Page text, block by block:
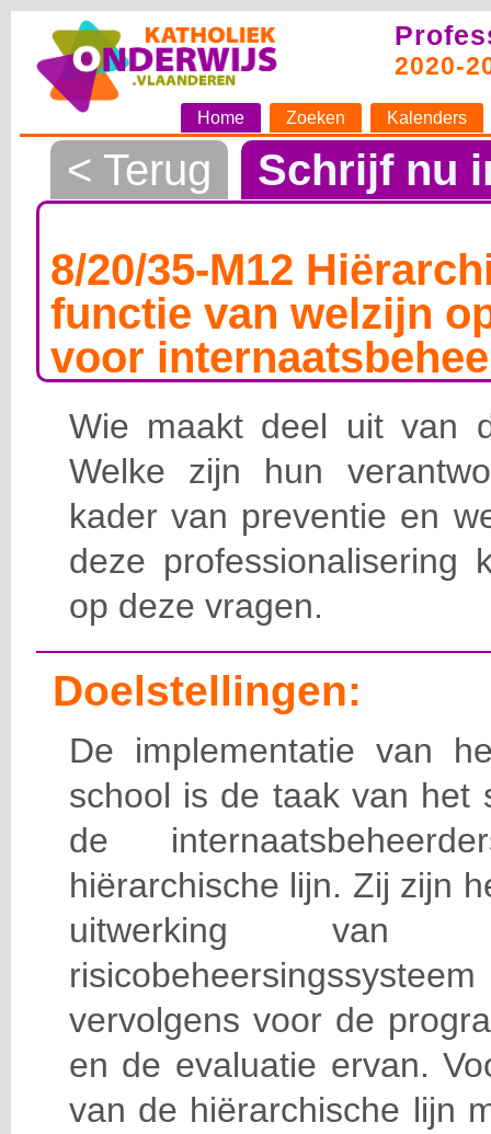
2020-
Home Zoeken Kalenders
< Terug Schrijf nu
8/20/35-M12
functie van welzijn
voor
Wie maakt deel uit van
Welke zijn hun
kader van preventie en
deze professionalisering
op deze vragen.
Doelstellingen:
De implementatie van
school is de taak van het
de
hiërarchische lijn. Zij zijn
uitwerking van
vervolgens voor de
en de evaluatie ervan.
van de hiërarchische lijn